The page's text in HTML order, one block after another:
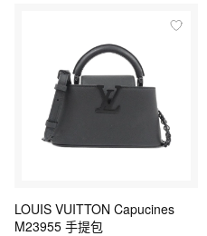
LOUIS VUITTON Capucines
M23955 手提包